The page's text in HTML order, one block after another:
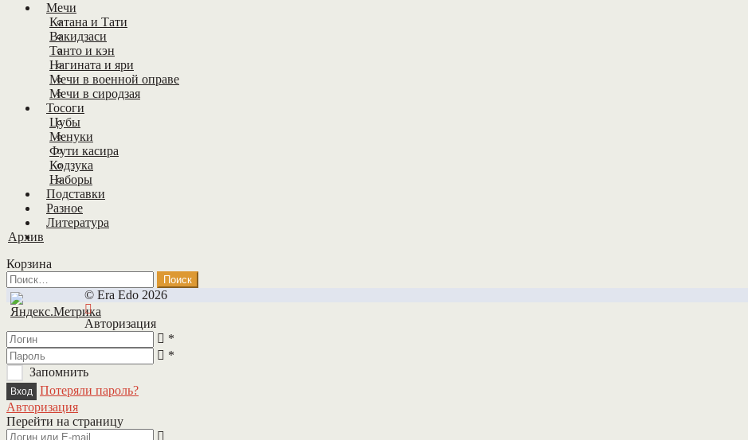
Мечи
Катана и Тати
Вакидзаси
Танто и кэн
Нагината и яри
Мечи в военной оправе
Мечи в сиродзая
Тосоги
Цубы
Менуки
Фути касира
Кодзука
Наборы
Подставки
Разное
Литература
Архив
Корзина
Найти:
© Era Edo 2026
Авторизация
*
*
Запомнить
Потеряли пароль?
Авторизация
Перейти на страницу